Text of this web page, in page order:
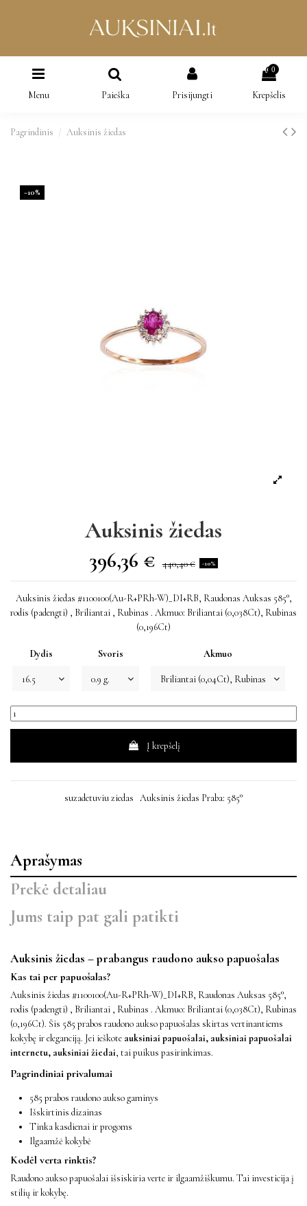
Menu Paieška Prisijungti
0
Krepšelis
Pagrindinis Auksinis žiedas
−10%
Auksinis žiedas
396,36 € 440,40 € -10%
Auksinis žiedas #1100100(Au-R+PRh-W)_DI+RB, Raudonas Auksas 585°,
rodis (padengti) , Briliantai , Rubinas . Akmuo: Briliantai (0,038Ct), Rubinas
(0,196Ct)
Dydis Svoris Akmuo
Į krepšelį
suzadetuviu ziedas Auksinis žiedas Praba: 585°
Aprašymas
Prekė detaliau
Jums taip pat gali patikti
Auksinis žiedas – prabangus raudono aukso papuošalas
Kas tai per papuošalas?
Auksinis žiedas #1100100(Au-R+PRh-W)_DI+RB, Raudonas Auksas 585°,
rodis (padengti) , Briliantai , Rubinas . Akmuo: Briliantai (0,038Ct), Rubinas
(0,196Ct). Šis 585 prabos raudono aukso papuošalas skirtas vertinantiems
kokybę ir eleganciją. Jei ieškote auksiniai papuošalai, auksiniai papuošalai
internetu, auksiniai žiedai, tai puikus pasirinkimas.
Pagrindiniai privalumai
585 prabos raudono aukso gaminys
Išskirtinis dizainas
Tinka kasdienai ir progoms
Ilgaamžė kokybė
Kodėl verta rinktis?
Raudono aukso papuošalai išsiskiria verte ir ilgaamžiškumu. Tai investicija į
stilių ir kokybę.